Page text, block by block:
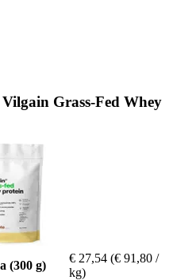
Grass-Fed Whey
(300 g)
€ 27,54 (€ 91,80 /
kg)